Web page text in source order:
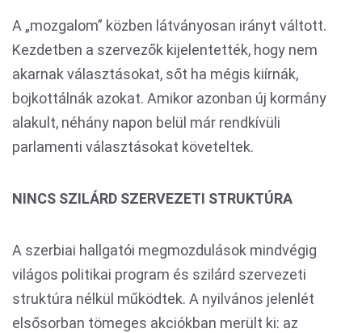
A „mozgalom” közben látványosan irányt váltott.
Kezdetben a szervezők kijelentették, hogy nem
akarnak választásokat, sőt ha mégis kiírnák,
bojkottálnák azokat. Amikor azonban új kormány
alakult, néhány napon belül már rendkívüli
parlamenti választásokat követeltek.
NINCS SZILÁRD SZERVEZETI STRUKTÚRA
A szerbiai hallgatói megmozdulások mindvégig
világos politikai program és szilárd szervezeti
struktúra nélkül működtek. A nyilvános jelenlét
elsősorban tömeges akciókban merült ki: az